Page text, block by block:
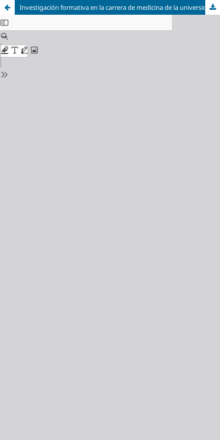
Investigación formativa en la carrera de medicina de la universidad nacional de Trujillo